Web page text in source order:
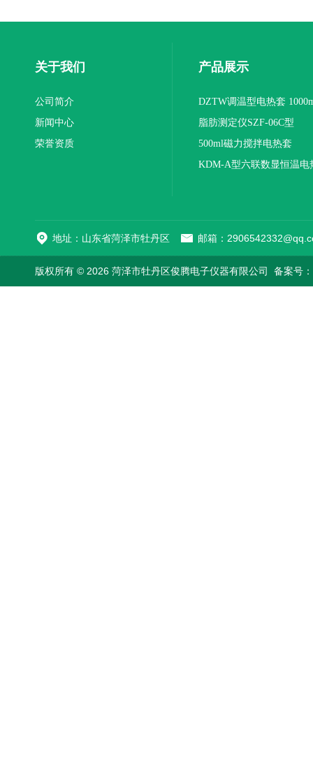
关于我们
公司简介
新闻中心
荣誉资质
产品展示
DZTW调温型电热套
联
脂肪测定仪SZF-06C型
500ml磁力搅拌电热套
KDM-A型六联数显恒温电
地址：山东省菏泽市牡丹区 邮箱：
版权所有 © 2026 菏泽市牡丹区俊腾电子仪器有限公司 备案号